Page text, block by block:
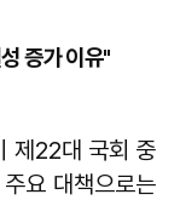
증가 이유"
제22대 국회 중
요 대책으로는